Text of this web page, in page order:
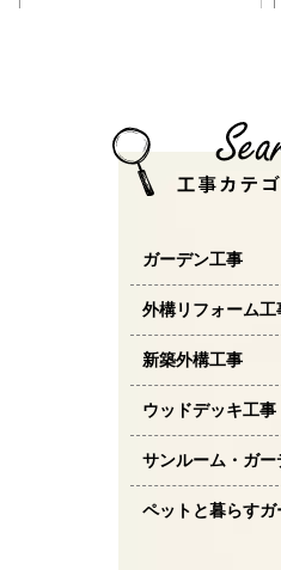
ガーデン工事
外構リフォーム工
新築外構工事
ウッドデッキ工事
サンルーム・ガ
ペットと暮らすガ